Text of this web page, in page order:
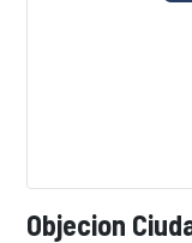
Objecion